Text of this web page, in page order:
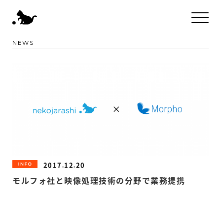
NEWS
INFORMATION
2017.12.20
モルフォ社と映像処理技術の分野で業務提携